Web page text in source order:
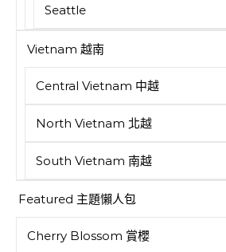
Seattle
Vietnam 越南
Central Vietnam 中越
North Vietnam 北越
South Vietnam 南越
Featured 主題懶人包
Cherry Blossom 賞櫻